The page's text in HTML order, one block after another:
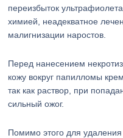
переизбыток
химией, неадекватное
малигнизации наростов.
Перед нанесением
кожу вокруг папилломы
так как раствор, при
сильный ожог.
Помимо этого для удаления